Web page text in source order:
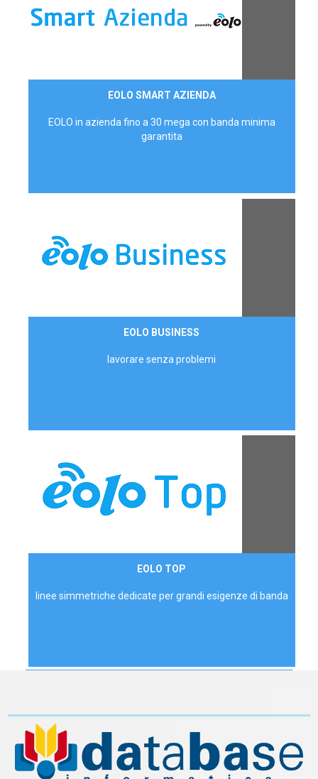
EOLO SMART AZIENDA
EOLO in azienda fino a 30 mega con banda minima
garantita
EOLO BUSINESS
lavorare senza problemi
EOLO TOP
linee simmetriche dedicate per grandi esigenze di banda